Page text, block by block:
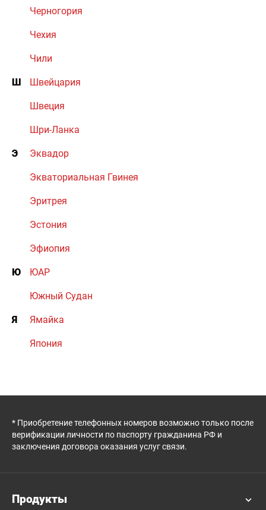
Черногория
Чехия
Чили
Ш Швейцария
Швеция
Шри-Ланка
Э Эквадор
Экваториальная Гвинея
Эритрея
Эстония
Эфиопия
Ю ЮАР
Южный Судан
Я Ямайка
Япония
* Приобретение телефонных номеров возможно только после
верификации личности по паспорту гражданина РФ и
заключения договора оказания услуг связи.
Продукты